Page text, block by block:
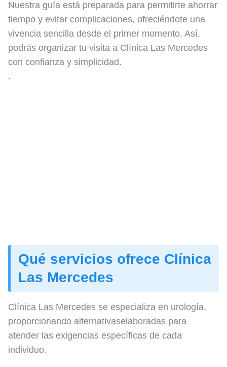
Nuestra guía está preparada para permitirte ahorrar
tiempo y evitar complicaciones, ofreciéndote una
vivencia sencilla desde el primer momento. Así,
podrás organizar tu visita a Clínica Las Mercedes
con confianza y simplicidad.
.
Qué servicios ofrece Clínica
Las Mercedes
Clínica Las Mercedes se especializa en urología,
proporcionando alternativaselaboradas para
atender las exigencias específicas de cada
individuo.